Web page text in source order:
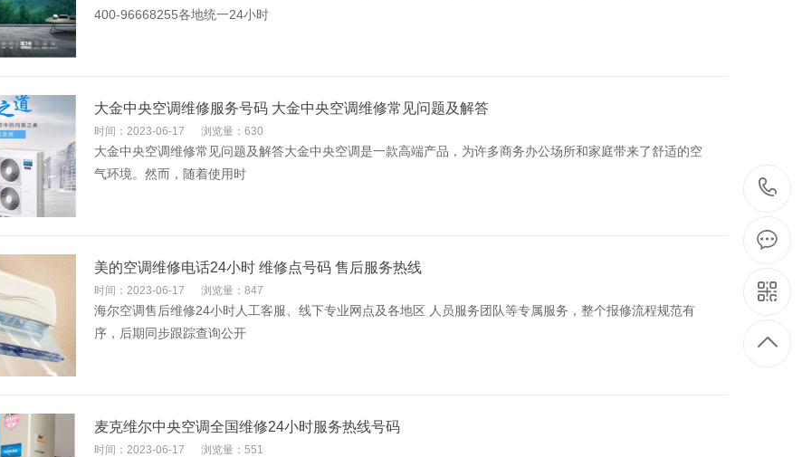
400-96668255各地统一24小时
大金中央空调维修服务号码 大金中央空调维修常见问题及解答
时间：2023-06-17 浏览量：630
大金中央空调维修常见问题及解答大金中央空调是一款高端产品，为许多商务办公场所和家庭带来了舒适的空
气环境。然而，随着使用时
美的空调维修电话24小时 维修点号码 售后服务热线
时间：2023-06-17 浏览量：847
海尔空调售后维修24小时人工客服、线下专业网点及各地区 人员服务团队等专属服务，整个报修流程规范有
序，后期同步跟踪查询公开
麦克维尔中央空调全国维修24小时服务热线号码
时间：2023-06-17 浏览量：551